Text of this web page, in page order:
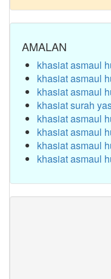
AMALAN
khasiat asmaul
khasiat asmaul
khasiat asmaul
khasiat surah
khasiat asmaul
khasiat asmaul
khasiat asmaul
khasiat asmaul